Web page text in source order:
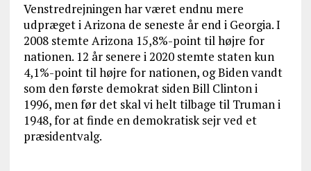
Venstredrejningen har været endnu mere
udpræget i Arizona de seneste år end i Georgia. I
2008 stemte Arizona 15,8%-point til højre for
nationen. 12 år senere i 2020 stemte staten kun
4,1%-point til højre for nationen, og Biden vandt
som den første demokrat siden Bill Clinton i
1996, men før det skal vi helt tilbage til Truman i
1948, for at finde en demokratisk sejr ved et
præsidentvalg.